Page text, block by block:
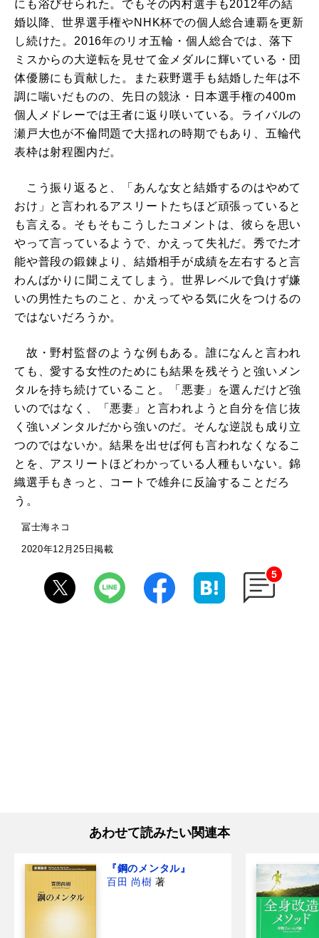
にも浴びせられた。でもその内村選手も2012年の結
婚以降、世界選手権やNHK杯での個人総合連覇を更新
し続けた。2016年のリオ五輪・個人総合では、落下
ミスからの大逆転を見せて金メダルに輝いている・団
体優勝にも貢献した。また萩野選手も結婚した年は不
調に喘いだものの、先日の競泳・日本選手権の400m
個人メドレーでは王者に返り咲いている。ライバルの
瀬戸大也が不倫問題で大揺れの時期でもあり、五輪代
表枠は射程圏内だ。
こう振り返ると、「あんな女と結婚するのはやめて
おけ」と言われるアスリートたちほど頑張っていると
も言える。そもそもこうしたコメントは、彼らを思い
やって言っているようで、かえって失礼だ。秀でた才
能や普段の鍛錬より、結婚相手が成績を左右すると言
わんばかりに聞こえてしまう。世界レベルで負けず嫌
いの男性たちのこと、かえってやる気に火をつけるの
ではないだろうか。
故・野村監督のような例もある。誰になんと言われ
ても、愛する女性のためにも結果を残そうと強いメン
タルを持ち続けていること。「悪妻」を選んだけど強
いのではなく、「悪妻」と言われようと自分を信じ抜
く強いメンタルだから強いのだ。そんな逆説も成り立
つのではないか。結果を出せば何も言われなくなるこ
とを、アスリートほどわかっている人種もいない。錦
織選手もきっと、コートで雄弁に反論することだろ
う。
冨士海ネコ
2020年12月25日掲載
5
あわせて読みたい関連本
『鋼のメンタル』
百田 尚樹 著